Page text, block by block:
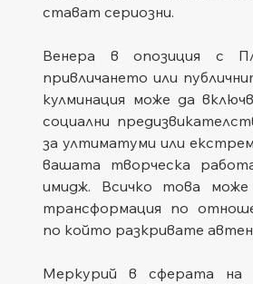
стават сериозни.
Венера в опозиция с
привличането или
кулминация може да
социални
за ултиматуми или
вашата творческа
имидж. Всичко това
трансформация по
по който разкривате
Меркурий в сферата на